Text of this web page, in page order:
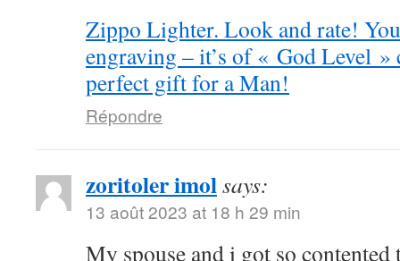
Zippo Lighter. Look and rate!
engraving – it’s of « God Level
perfect gift for a Man!
Répondre
zoritoler imolsays:
13 août 2023 at 18 h 29 min
My spouse and i got so contented